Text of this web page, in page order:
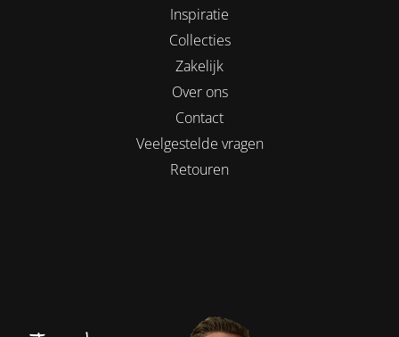
Inspiratie
Collecties
Zakelijk
Over ons
Contact
Veelgestelde vragen
Retouren